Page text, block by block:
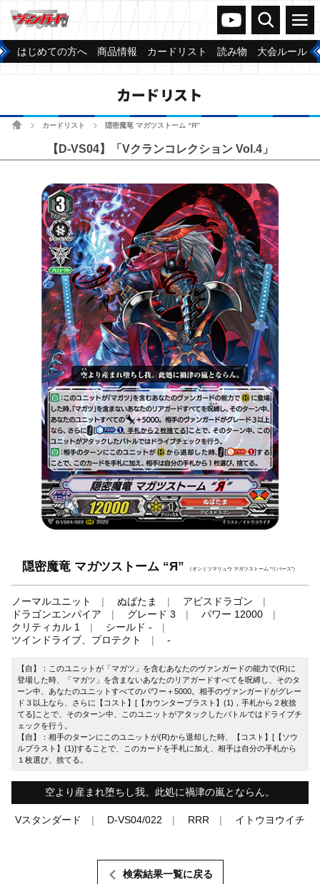
ヴァンガードch
検索 メニュー
はじめての方へ 商品情報 カードリスト 読み物 大会ルール
カードリスト
ホームカードリスト 隠密魔竜 マガツストーム “Я”
【D-VS04】「Vクランコレクション Vol.4」
隠密魔竜 マガツストーム “Я” （オンミツマリュウ マガツストーム “リバース”）
ノーマルユニット ぬばたま
アビスドラゴン
ドラゴンエンパイア
グレード 3
パワー 12000
クリティカル 1
シールド -
ツインドライブ、プロテクト
-
【自】：このユニットが「マガツ」を含むあなたのヴァンガードの能力で(R)に
登場した時、「マガツ」を含まないあなたのリアガードすべてを呪縛し、そのタ
ーン中、あなたのユニットすべてのパワー＋5000。相手のヴァンガードがグレー
ド３以上なら、さらに【コスト】[【カウンターブラスト】(1)，手札から２枚捨
てる]ことで、そのターン中、このユニットがアタックしたバトルではドライブチ
ェックを行う。
【自】：相手のターンにこのユニットが(R)から退却した時、【コスト】[【ソウ
ルブラスト】(1)]することで、このカードを手札に加え、相手は自分の手札から
１枚選び、捨てる。
空より産まれ堕ちし我。此処に禍津の嵐とならん。
Vスタンダード D-VS04/022 RRR イトウヨウイチ
検索結果一覧に戻る